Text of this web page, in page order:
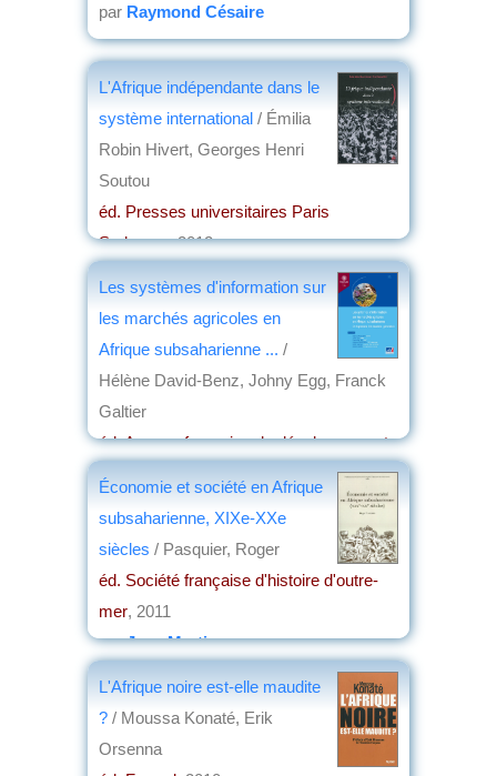
par Raymond Césaire
L'Afrique indépendante dans le
système international / Émilia
Robin Hivert, Georges Henri
Soutou
éd. Presses universitaires Paris
Sorbonne, 2012
Les systèmes d'information sur
les marchés agricoles en
Afrique subsaharienne ... /
Hélène David-Benz, Johny Egg, Franck
Galtier
éd. Agence française de développement,
2012
Économie et société en Afrique
subsaharienne, XIXe-XXe
siècles / Pasquier, Roger
éd. Société française d'histoire d'outre-
mer, 2011
parJean Martin
L'Afrique noire est-elle maudite
? / Moussa Konaté, Erik
Orsenna